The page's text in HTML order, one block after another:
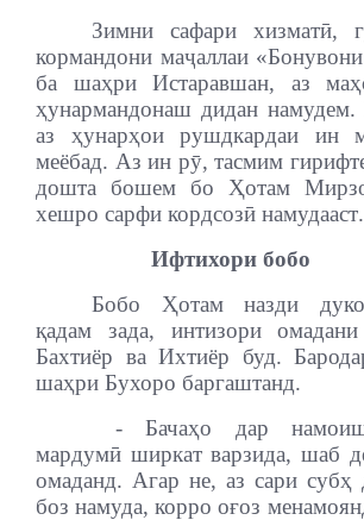
Зимни сафари хизматӣ,
кормандони маҷаллаи
ба шаҳри Истаравшан, аз
ҳунармандонаш дидан намудем.
аз ҳунарҳои рушдкардаи ин
меёбад. Аз ин рӯ, тасмим
дошта бошем бо Ҳотам
хешро сарфи кордсозӣ намудааст.
Ифтихори бобо
Бобо Ҳотам назди
қадам зада, интизори
Бахтиёр ва Ихтиёр буд.
шаҳри Бухоро баргаштанд.
- Бачаҳо дар
мардумӣ ширкат варзида, шаб
омаданд. Агар не, аз сари субҳ
боз намуда, корро оғоз